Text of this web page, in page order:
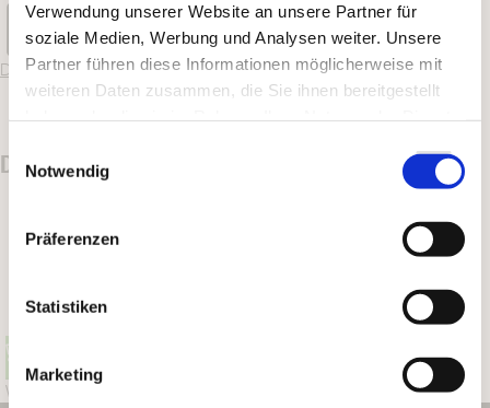
Verwendung unserer Website an unsere Partner für
soziale Medien, Werbung und Analysen weiter. Unsere
Partner führen diese Informationen möglicherweise mit
weiteren Daten zusammen, die Sie ihnen bereitgestellt
Notwendig
Präferenzen
Statistiken
Marketing
Datenblatt herunterladen
DAS KÖNNTE DIR AUCH GEFALLEN …
Wildträger